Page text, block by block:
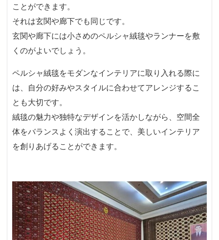
ことができます。
それは玄関や廊下でも同じです。
玄関や廊下には小さめのペルシャ絨毯やランナーを敷
くのがよいでしょう。
ペルシャ絨毯をモダンなインテリアに取り入れる際に
は、自分の好みやスタイルに合わせてアレンジするこ
とも大切です。
絨毯の魅力や独特なデザインを活かしながら、空間全
体をバランスよく演出することで、美しいインテリア
を創りあげることができます。